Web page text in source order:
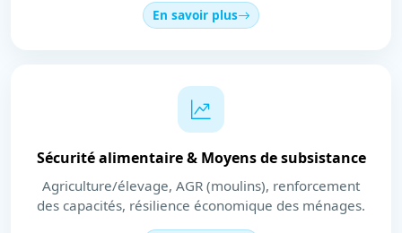
En savoir plus
Sécurité alimentaire & Moyens de subsistance
Agriculture/élevage, AGR (moulins), renforcement
des capacités, résilience économique des ménages.